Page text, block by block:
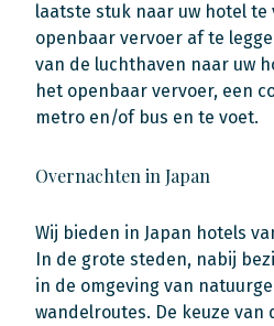
laatste stuk naar uw hotel
openbaar vervoer af te
van de luchthaven naar uw
het openbaar vervoer, een
metro en/of bus en te voet.
Overnachten in Japan
Wij bieden in Japan hotels
In de grote steden, nabij
in de omgeving van
wandelroutes. De keuze van